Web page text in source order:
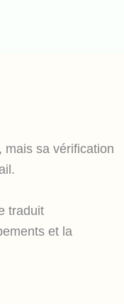
mais sa vérification
traduit
et la